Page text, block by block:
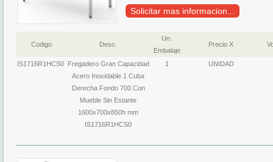
Solicitar mas informacion...
Codigo Desc.
Un.
Embalaje
Precio X
IS1716R1HCS0 Fregadero Gran Capacidad
Acero Inoxidable 1 Cuba
Derecha Fondo 700 Con
Mueble Sin Estante
1600x700x850h mm
IS1716R1HCS0
1 UNIDAD